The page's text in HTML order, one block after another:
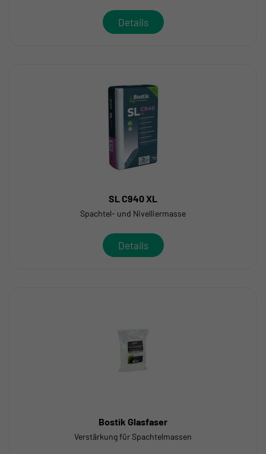
Details
SL C940 XL
Spachtel- und Nivelliermasse
Details
Bostik Glasfaser
Verstärkung für Spachtelmassen